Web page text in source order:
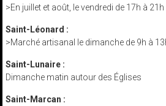
>En juillet et août, le vendredi de 17h à
Saint-Léonard :
>Marché artisanal le dimanche de 9h à
Saint-Lunaire :
Dimanche matin autour des Églises
Saint-Marcan :